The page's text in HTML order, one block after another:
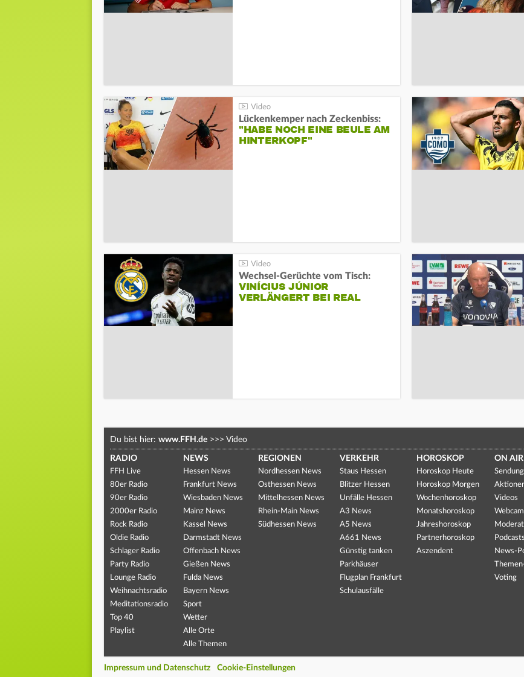
Lückenkemper nach Zeckenbiss:
"HABE NOCH EINE BEULE AM
HINTERKOPF"
Wechsel-Gerüchte vom Tisch:
VINÍCIUS JÚNIOR
VERLÄNGERT BEI REAL
Du bist hier: www.FFH.de >>> Video
RADIO
FFH Live
80er Radio
90er Radio
2000er Radio
Rock Radio
Oldie Radio
Schlager Radio
Party Radio
Lounge Radio
Weihnachtsradio
Meditationsradio
Top 40
Playlist
NEWS
Hessen News
Frankfurt News
Wiesbaden News
Mainz News
Kassel News
Darmstadt News
Offenbach News
Gießen News
Fulda News
Bayern News
Sport
Wetter
Alle Orte
Alle Themen
REGIONEN
Nordhessen News
Osthessen News
Mittelhessen News
Rhein-Main News
Südhessen News
VERKEHR
Staus Hessen
Blitzer Hessen
Unfälle Hessen
A3 News
A5 News
A661 News
Günstig tanken
Parkhäuser
Flugplan Frankfurt
Schulausfälle
HOROSKOP
Horoskop Heute
Horoskop Morgen
Wochenhoroskop
Monatshoroskop
Jahreshoroskop
Partnerhoroskop
Aszendent
ON AIR
Videos
Podcasts
News-
Voting
Impressum und Datenschutz Cookie-Einstellungen